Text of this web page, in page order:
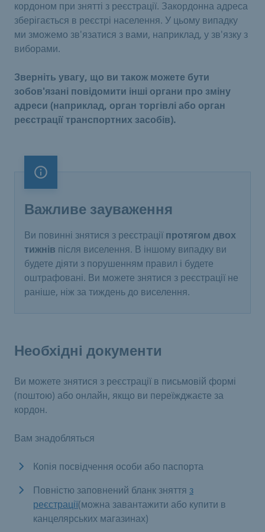
кордоном при знятті з реєстрації. Закордонна адреса
зберігається в реєстрі населення. У цьому випадку
ми зможемо зв'язатися з вами, наприклад, у зв'язку з
виборами.
Зверніть увагу, що ви також можете бути
зобов'язані повідомити інші органи про зміну
адреси (наприклад, орган торгівлі або орган
реєстрації транспортних засобів).
Важливе зауваження
Важливе зауваження
Ви повинні знятися з реєстрації протягом двох
тижнів після виселення. В іншому випадку ви
будете діяти з порушенням правил і будете
оштрафовані. Ви можете знятися з реєстрації не
раніше, ніж за тиждень до виселення.
Необхідні документи
Ви можете знятися з реєстрації в письмовій формі
(поштою) або онлайн, якщо ви переїжджаєте за
кордон.
Вам знадобляться
Копія посвідчення особи або паспорта
Повністю заповнений бланк зняття з
реєстрації(можна завантажити або купити в
канцелярських магазинах)